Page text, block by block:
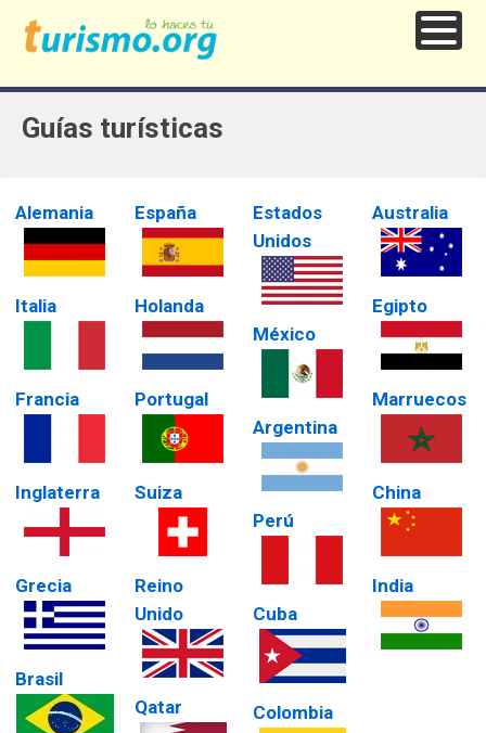
Guías turísticas
Alemania
Italia
Francia
Inglaterra
Grecia
Brasil
España
Holanda
Portugal
Suiza
Reino
Unido
Qatar
Estados
Unidos
México
Argentina
Perú
Cuba
Colombia
Australia
Egipto
Marruecos
China
India